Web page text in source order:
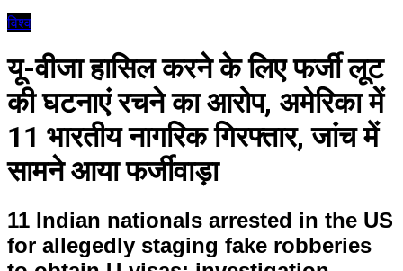
विश्व
यू-वीजा हासिल करने के लिए फर्जी लूट
की घटनाएं रचने का आरोप, अमेरिका में
11 भारतीय नागरिक गिरफ्तार, जांच में
सामने आया फर्जीवाड़ा
11 Indian nationals arrested in the US
for allegedly staging fake robberies